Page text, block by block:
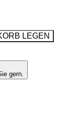
LEGEN
gern.